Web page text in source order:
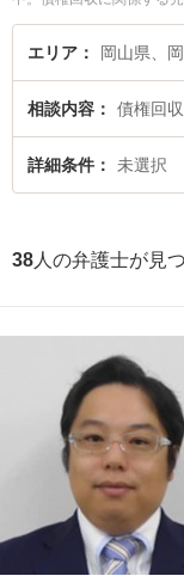
な分野での絞り込み検索
弁護士やすずかけ法律事
のトラブルを今すぐに弁
債権回収のトラブル解決
無料で音信不通・行方不
エリア 岡山県、
相談内容 債権回
詳細条件 未選択
38 人の弁護士が見